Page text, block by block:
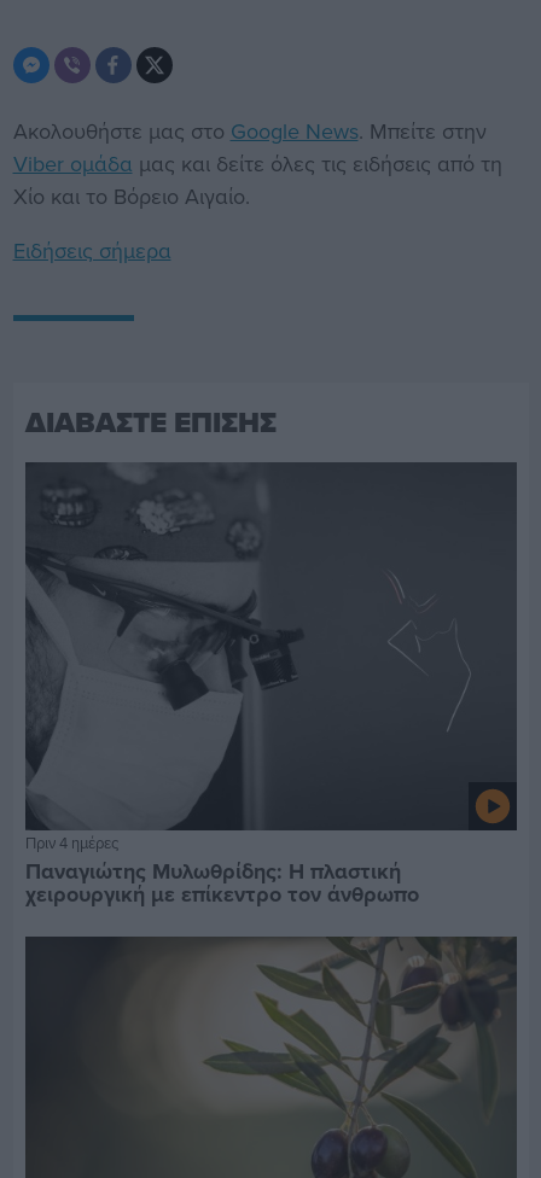
Ακολουθήστε μας στο Google News. Μπείτε στην
Viber ομάδα μας και δείτε όλες τις ειδήσεις από τη
Χίο και το Βόρειο Αιγαίο.
Ειδήσεις σήμερα
ΔΙΑΒΑΣΤΕ ΕΠΙΣΗΣ
Πριν 4 ημέρες
Παναγιώτης Μυλωθρίδης: Η πλαστική
χειρουργική με επίκεντρο τον άνθρωπο